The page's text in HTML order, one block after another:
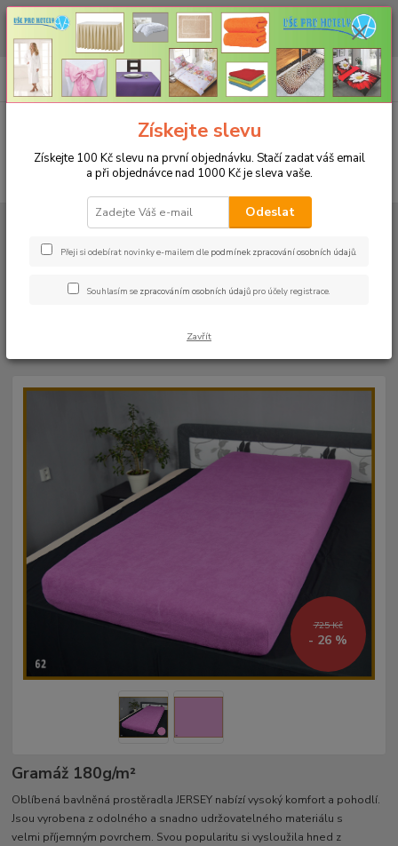
CHCETE NAKOUPIT VĚTŠÍ MNOŽSTVÍ NAŠICH PRODUKTŮ ZA LEPŠÍ
CENU? Klikněte ZDE
CZK
+420 773 794 023
Pondělí-pátek 9-16 hodin
0ks
za0 Kč
PROSTĚRADLA
Bavlněné prostěradla JERSEY s gumou - 45 barev
62 tmavě růžová
Bavlněné prostěradlo JERSEY
725 Kč
- 26 %
Gramáž 180g/m²­
Oblíbená bavlněná prostěradla JERSEY nabízí vysoký komfort a pohodlí.
Jsou vyrobena z odolného a snadno udržovatelného materiálu s
velmi příjemným povrchem. Svou popularitu si vysloužila hned z
Získejte slevu
Získejte 100 Kč slevu na první objednávku. Stačí zadat váš email
a při objednávce nad 1000 Kč je sleva vaše.
Odeslat
Přeji si odebírat novinky e-mailem dle podmínek zpracování osobních údajů.
Souhlasím se zpracováním osobních údajů pro účely registrace.
Zavřít